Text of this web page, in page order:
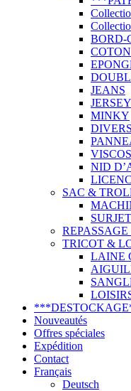
BORD-
JEANS
MINKY
DIVERS
NID
SAC &
TRICOT &
LAINE
Nouveautés
Offres spéciales
Expédition
Contact
Français
Deutsch